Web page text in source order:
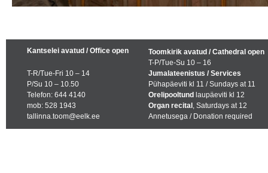
Kantselei avatud / Office open
T-R/Tue-Fri 10 – 14
P/Su 10 – 10.50
Telefon: 644 4140
mob: 528 1943
tallinna.toom@eelk.ee
Toomkirik avatud / Cathedral open
T-P/Tue-Su 10 – 16
Jumalateenistus / Services
Pühapäeviti kl 11 / Sundays at 11
Orelipooltund laupäeviti kl 12
Organ recital , Saturdays at 12
Annetusega / Donation required